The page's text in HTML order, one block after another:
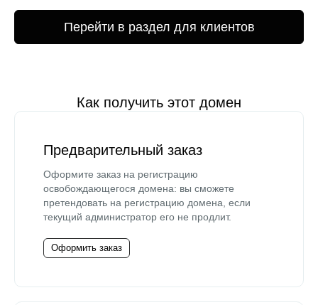
Перейти в раздел для клиентов
Как получить этот домен
Предварительный заказ
Оформите заказ на регистрацию
освобождающегося домена: вы сможете
претендовать на регистрацию домена, если
текущий администратор его не продлит.
Оформить заказ